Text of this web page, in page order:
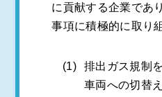
に貢献する企業であ
事項に積極的に取り
排出ガス規制
車両への切替